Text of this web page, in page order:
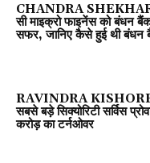
CHANDRA
सी माइक्रो फाइनेंस को बंधन
सफर, जानिए कैसे हुई थी बंधन
RAVINDRA
सबसे बड़े सिक्योरिटी सर्विस
करोड़ का टर्नओवर